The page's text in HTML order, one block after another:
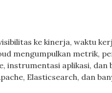
ke kinerja, waktu
mengumpulkan metrik,
instrumentasi aplikasi,
Elasticsearch, dan